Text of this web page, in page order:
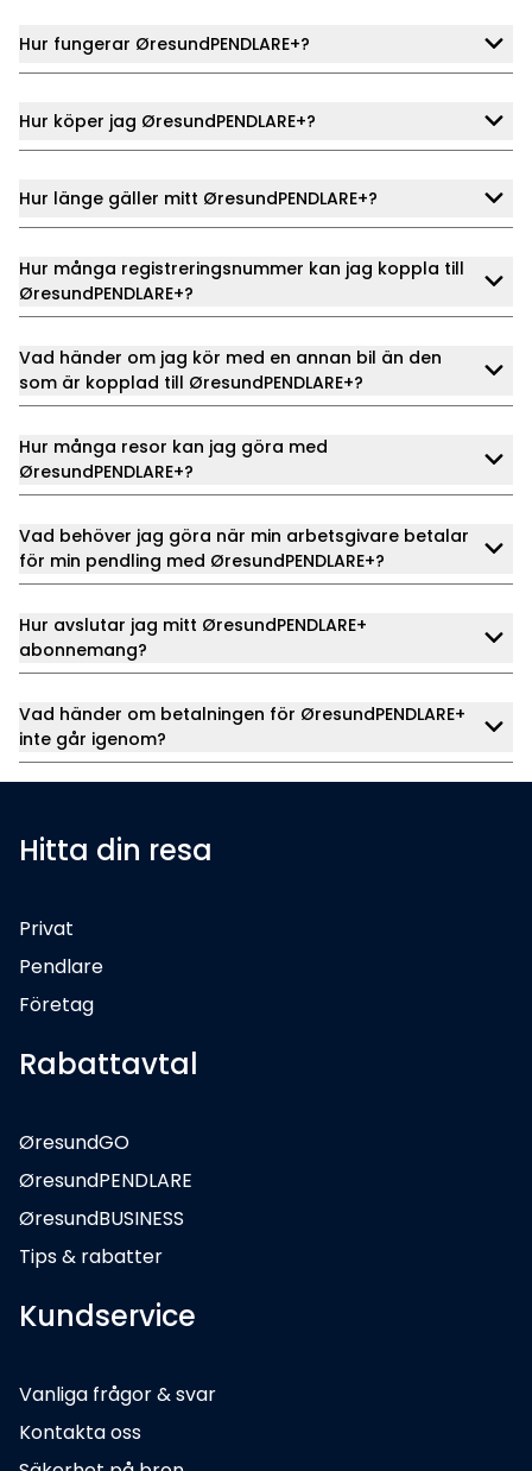
Hur fungerar ØresundPENDLARE+?
Hur köper jag ØresundPENDLARE+?
Hur länge gäller mitt ØresundPENDLARE+?
Hur många registreringsnummer kan jag koppla till
ØresundPENDLARE+?
Vad händer om jag kör med en annan bil än den
som är kopplad till ØresundPENDLARE+?
Hur många resor kan jag göra med
ØresundPENDLARE+?
Vad behöver jag göra när min arbetsgivare betalar
för min pendling med ØresundPENDLARE+?
Hur avslutar jag mitt ØresundPENDLARE+
abonnemang?
Vad händer om betalningen för ØresundPENDLARE+
inte går igenom?
Hitta din resa
Privat
Pendlare
Företag
Rabattavtal
ØresundGO
ØresundPENDLARE
ØresundBUSINESS
Tips & rabatter
Kundservice
Vanliga frågor & svar
Kontakta oss